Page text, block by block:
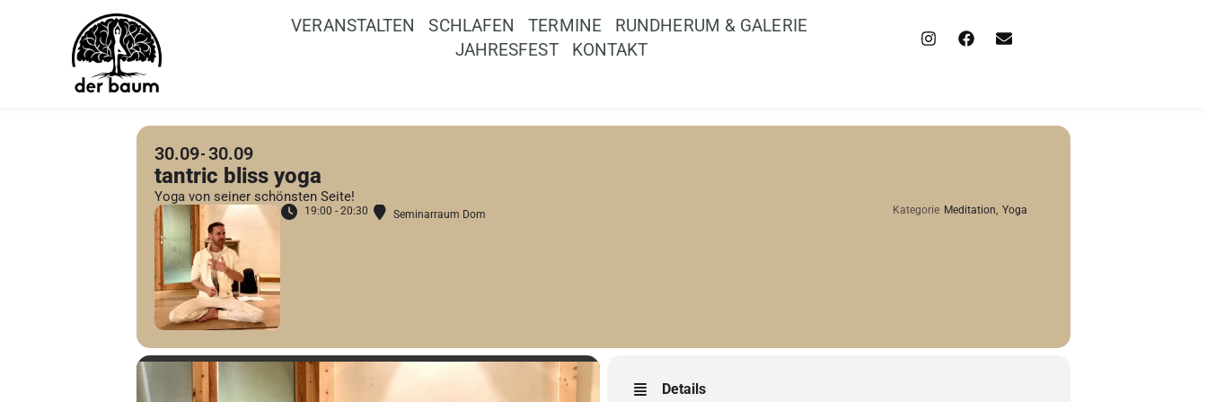
VERANSTALTEN SCHLAFEN TERMINE
RUNDHERUM & GALERIE
JAHRESFEST
KONTAKT
30.09 30.09
tantric bliss yoga
Yoga von seiner schönsten Seite!
19:00 - 20:30 Seminarraum Dom Kategorie Meditation, Yoga
Details